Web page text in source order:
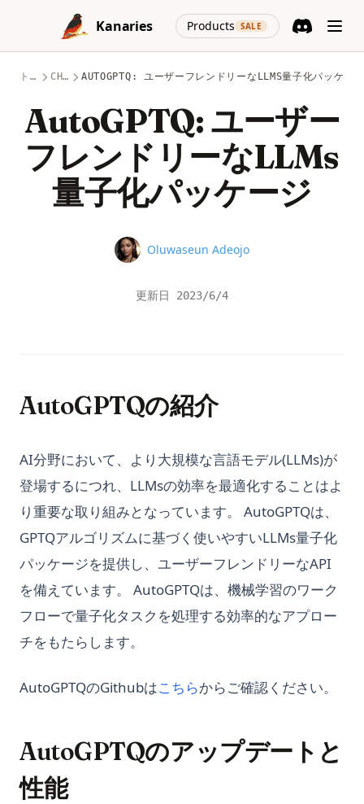
Skip to content
Kanaries
Products SALE
(opens in a
トピック CHATGPT AUTOGPTQ: ユーザーフレンドリーなLLMS量子化パッケージ
AutoGPTQ: ユーザー
フレンドリーなLLMs
量子化パッケージ
Name
Oluwaseun Adeojo
更新日 2023/6/4
AutoGPTQの紹介
AI分野において、より大規模な言語モデル(LLMs)が
登場するにつれ、LLMsの効率を最適化することはよ
り重要な取り組みとなっています。 AutoGPTQは、
GPTQアルゴリズムに基づく使いやすいLLMs量子化
パッケージを提供し、ユーザーフレンドリーなAPI
を備えています。 AutoGPTQは、機械学習のワーク
フローで量子化タスクを処理する効率的なアプロー
チをもたらします。
AutoGPTQのGithubはこちら(opens in a new tab)
からご確認ください。
AutoGPTQのアップデートと
性能